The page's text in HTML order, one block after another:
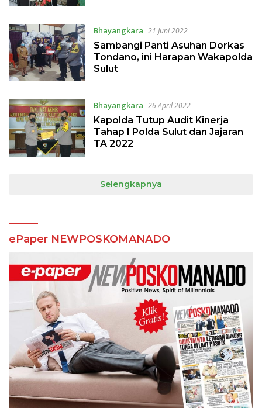
Bhayangkara 21 Juni 2022
Sambangi Panti Asuhan Dorkas
Tondano, ini Harapan Wakapolda
Sulut
Bhayangkara 26 April 2022
Kapolda Tutup Audit Kinerja
Tahap I Polda Sulut dan Jajaran
TA 2022
Selengkapnya
ePaper NEWPOSKOMANADO